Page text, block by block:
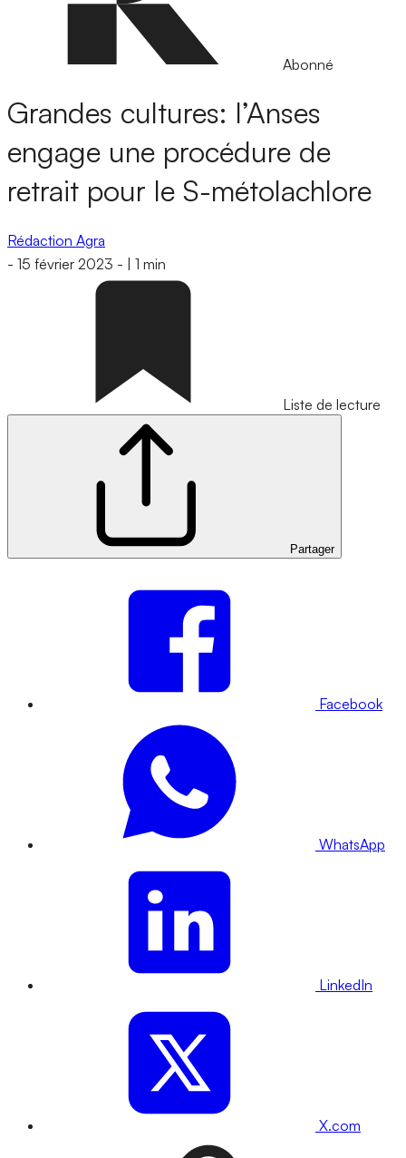
Abonné
Grandes cultures: l’Anses
engage une procédure de
retrait pour le S-métolachlore
Rédaction Agra
- 15 février 2023 - 1 min
Liste de lecture
Partager
Facebook
WhatsApp
LinkedIn
X.com